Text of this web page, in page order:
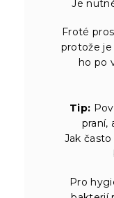
Je
Froté
protože je
ho po
Tip:
praní,
Jak
Pro